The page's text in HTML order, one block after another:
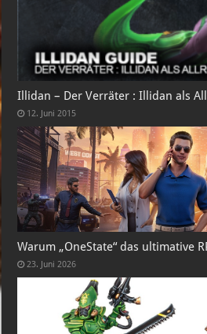
Illidan – Der Verräter : Illidan als
12. Juni 2015
Warum „OneState“ das ultimative
23. Juni 2026